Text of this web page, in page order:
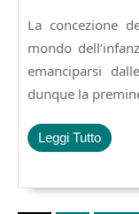
di
costruzione
Oarystis,
la
città
dei
desideri.
La concezione
mondo
emanciparsi
dunque la
Leggi TuttoLeggi
Tutto